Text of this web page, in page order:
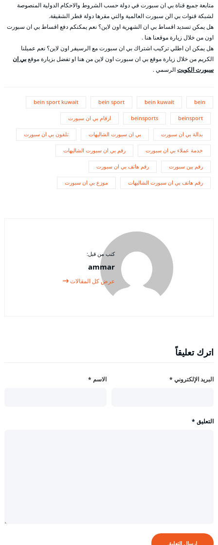
متابعة جميع قناة بي ان سبورت في دولة حسب الشروط والاحكام الدولية المنصوصة
لشبكة قنوات بي الن سبورت العالمية والتي مقرها دولة قطر الشقيقة.
هل يمكن تسديد اقساط بي ان الشهرية اون لاين؟ نعم يمكنكم دفع اقساط بي ان سبورت
اون من خلال زيارة موقعنا هنا .
هل يمكن ان اطلي تركيب اشتراك بي ان سبورت مع الرسيفر اون لاين؟ نعم عميلنا
الكريم من خلال زيارة موقع بي ان سبورت اون لاين من هنا او تفضل بزيارة موقعبي ان
سبورت الكويتالرسمي .
bein
bein kuwait
bein sport
bein sport kuwait
beinsport
beinsports ارقام بي ان سبورت
بدالة بي ان سبورت بي ان سبورت الشاليهات تلفون بي ان سبورت
خدمة عملاء بي ان سبورت رقم بي ان سبورت الشاليهات
رقم بين سبورت رقم هاتف بي ان سبورت
رقم هاتف بي ان سبورت الشاليهات موزع بي ان سبورت
كتب من قبل:
ammar
عرض كل المقالات
اترك تعليقاً
الاسم * البريد الإلكتروني *
التعليق *